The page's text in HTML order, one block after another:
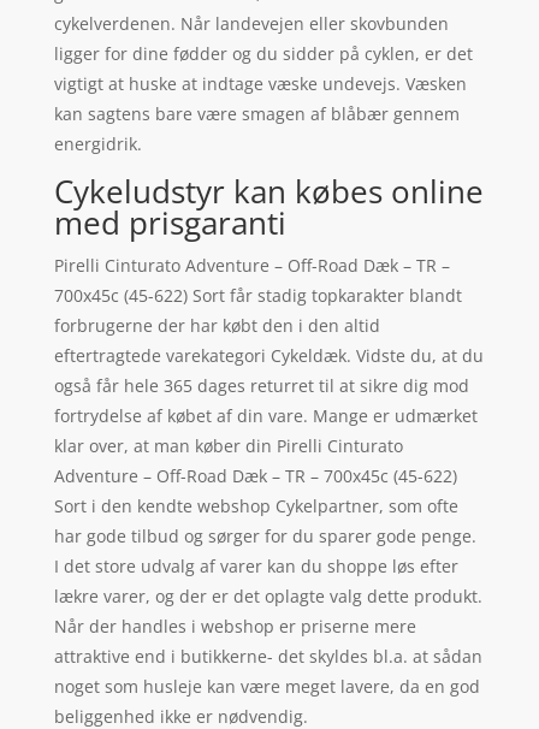
cykelverdenen. Når landevejen eller skovbunden
ligger for dine fødder og du sidder på cyklen, er det
vigtigt at huske at indtage væske undevejs. Væsken
kan sagtens bare være smagen af blåbær gennem
energidrik.
Cykeludstyr kan købes online
med prisgaranti
Pirelli Cinturato Adventure – Off-Road Dæk – TR –
700x45c (45-622) Sort får stadig topkarakter blandt
forbrugerne der har købt den i den altid
eftertragtede varekategori Cykeldæk. Vidste du, at du
også får hele 365 dages returret til at sikre dig mod
fortrydelse af købet af din vare. Mange er udmærket
klar over, at man køber din Pirelli Cinturato
Adventure – Off-Road Dæk – TR – 700x45c (45-622)
Sort i den kendte webshop Cykelpartner, som ofte
har gode tilbud og sørger for du sparer gode penge.
I det store udvalg af varer kan du shoppe løs efter
lækre varer, og der er det oplagte valg dette produkt.
Når der handles i webshop er priserne mere
attraktive end i butikkerne- det skyldes bl.a. at sådan
noget som husleje kan være meget lavere, da en god
beliggenhed ikke er nødvendig.